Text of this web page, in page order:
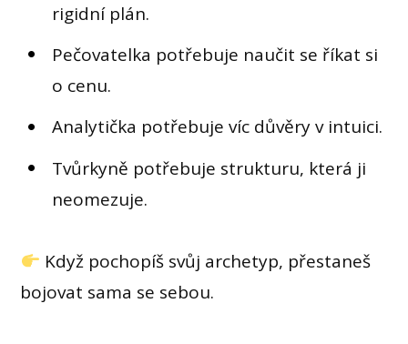
rigidní plán.
Pečovatelka potřebuje naučit se říkat si
o cenu.
Analytička potřebuje víc důvěry v intuici.
Tvůrkyně potřebuje strukturu, která ji
neomezuje.
Když pochopíš svůj archetyp, přestaneš
bojovat sama se sebou.